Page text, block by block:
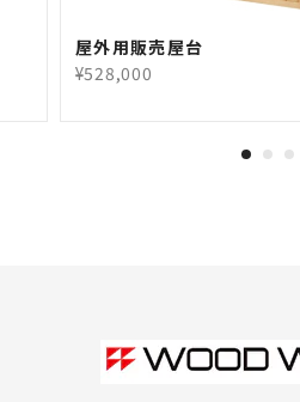
屋外用販売屋台
¥528,000